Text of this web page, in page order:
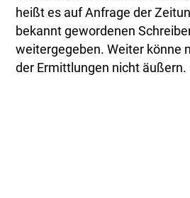
heißt es auf Anfrage der
bekannt gewordenen
weitergegeben. Weiter könne
der Ermittlungen nicht äußern.